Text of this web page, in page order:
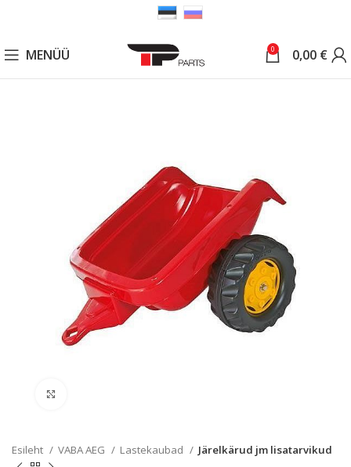
MENÜÜ 0 0,00 €
Esileht VABA AEG Lastekaubad Järelkärud jm lisatarvikud